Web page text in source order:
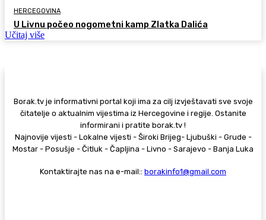
HERCEGOVINA
U Livnu počeo nogometni kamp Zlatka Dalića
Učitaj više
Borak.tv je informativni portal koji ima za cilj izvještavati sve svoje
čitatelje o aktualnim vijestima iz Hercegovine i regije. Ostanite
informirani i pratite borak.tv !
Najnovije vijesti - Lokalne vijesti - Široki Brijeg- Ljubuški - Grude -
Mostar - Posušje - Čitluk - Čapljina - Livno - Sarajevo - Banja Luka
Kontaktirajte nas na e-mail:: borakinfo1@gmail.com